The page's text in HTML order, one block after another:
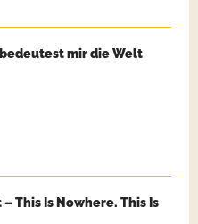
mir die Welt
This Is Nowhere. This Is